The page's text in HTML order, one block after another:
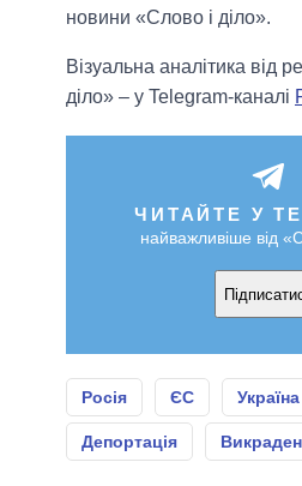
новини «Слово і діло».
Візуальна аналітика від
діло» – у Telegram-каналі
ЧИТАЙТЕ У
найважливіше від
Росія ЄС Україна
Депортація